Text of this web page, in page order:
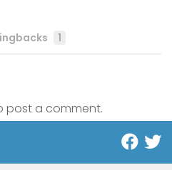
1
post a comment.